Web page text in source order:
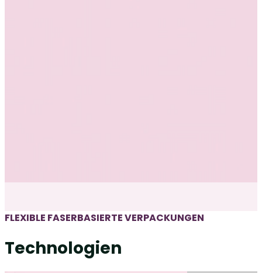
FLEXIBLE FASERBASIERTE VERPACKUNGEN
Technologien